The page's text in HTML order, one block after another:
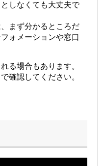
しなくても大丈夫で
まず分かるところだ
ォメーションや窓口
る場合もあります。
確認してください。